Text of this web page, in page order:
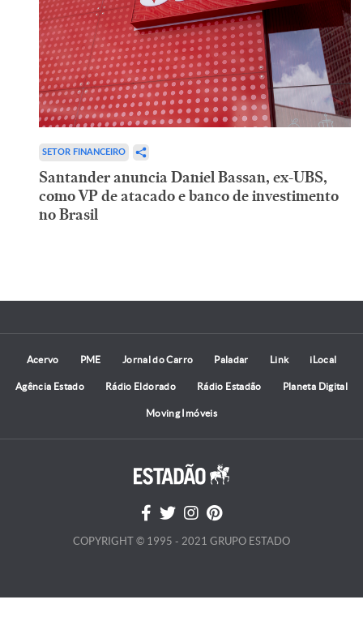
SETOR FINANCEIRO
Santander anuncia Daniel Bassan, ex-UBS,
como VP de atacado e banco de investimento
no Brasil
Acervo PME Jornal do Carro Paladar Link iLocal
Agência Estado Rádio Eldorado Rádio Estadão Planeta Digital
Moving Imóveis
COPYRIGHT © 1995 - 2021 GRUPO ESTADO